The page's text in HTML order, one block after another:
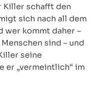
Killer schafft den
sich nach all dem
wer kommt daher –
sind – und
seine
er „vermeintlich“ im